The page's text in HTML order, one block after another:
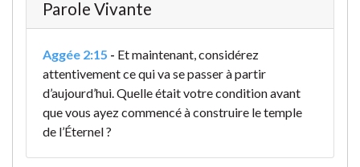
Parole Vivante
Aggée 2:15 - Et maintenant, considérez
attentivement ce qui va se passer à partir
d’aujourd’hui. Quelle était votre condition avant
que vous ayez commencé à construire le temple
de l’Éternel ?